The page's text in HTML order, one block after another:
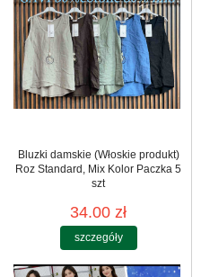
Bluzki damskie (Włoskie produkt)
Roz Standard, Mix Kolor Paczka 5
szt
34.00 zł
szczegóły